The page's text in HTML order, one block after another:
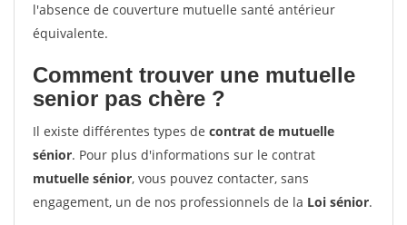
l'absence de couverture mutuelle santé antérieur
équivalente.
Comment trouver une mutuelle
senior pas chère ?
Il existe différentes types de contrat de mutuelle
sénior. Pour plus d'informations sur le contrat
mutuelle sénior, vous pouvez contacter, sans
engagement, un de nos professionnels de la Loi sénior.